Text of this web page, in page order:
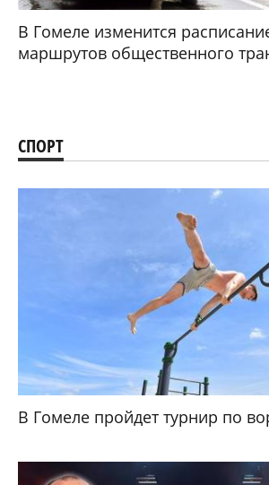
В Гомеле изменится
маршрутов общественного
СПОРТ
В Гомеле пройдет турнир по